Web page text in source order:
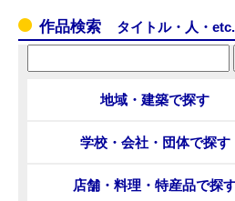
作品検索 タイトル・人・etc.
地域・建築で探す
学校・会社・団体で探す
店舗・料理・特産品で探